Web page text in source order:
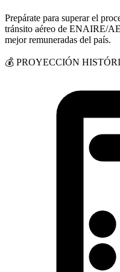
Prepárate para superar el
tránsito aéreo de ENAIRE/
mejor remuneradas del país.
💰 PROYECCIÓN